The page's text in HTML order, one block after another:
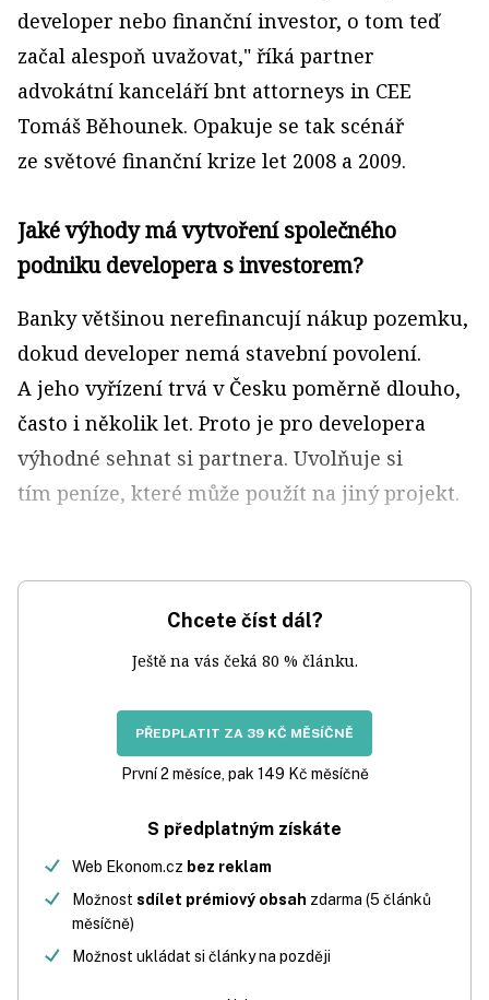
developer nebo finanční investor, o tom teď
začal alespoň uvažovat," říká partner
advokátní kanceláří bnt attorneys in CEE
Tomáš Běhounek. Opakuje se tak scénář
ze světové finanční krize let 2008 a 2009.
Jaké výhody má vytvoření společného
podniku develo­pera s investorem?
Banky většinou nerefinancují nákup pozemku,
dokud developer nemá stavební povolení.
A jeho vyřízení trvá v Česku poměrně dlouho,
často i několik let. Proto je pro developera
výhodné sehnat si partnera. Uvolňuje si
tím peníze, které může použít na jiný projekt.
Chcete číst dál?
Ještě na vás čeká 80 % článku.
PŘEDPLATIT ZA 39 KČ MĚSÍČNĚ
První 2 měsíce, pak 149 Kč měsíčně
S předplatným získáte
Web Ekonom.cz bez reklam
Možnost sdílet prémiový obsah zdarma (5 článků
měsíčně)
Možnost ukládat si články na později